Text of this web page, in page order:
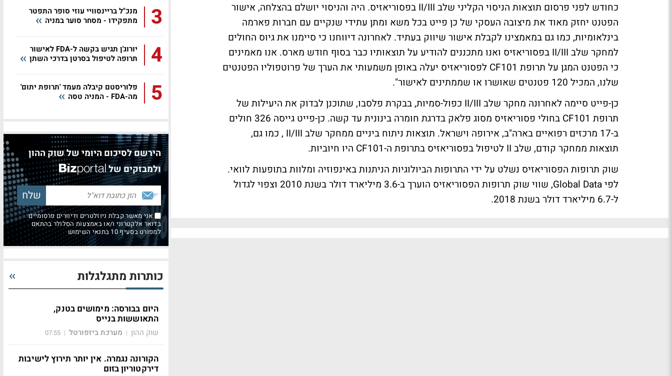
כחודש לפני פרסום תוצאות הניסוי הקליני שלב II/III בפסוריאזיס. היה והניסוי יושלם בהצלחה, אישור
הפטנט יחזק מאוד את מיצובה העסקי של כן פייט בכל משא ומתן עתידי שנקיים עם חברות פארמה
בינלאומיות, כמו גם במאמצינו לקבלת אישור שיווק בעתיד. לאחרונה דיווחנו כי סיימנו את גיוס החולים
למחקר שלב II/III בפסוריאזיס ואנו מתכננים להודיע על תוצאותיו כבר בסוף חודש מארס. אנו מאמינים
כי הפטנט המגן על תרופת CF101 לפסוריאזיס יעלה באופן משמעותי את הערך של פרוטפוליו הפטנטים
שלנו, המכיל 120 פטנטים שאושרו או שממתינים לאישור".
כן-פייט סיימה לאחרונה מחקר שלב II/III כפול-סמיות, בבקרת פלסבו, שתוכנן לבדוק את היעילות של
תרופת CF101 בחולי פסוריאזיס מסוג פלאק בדרגת חומרה בינונית עד קשה. כן-פייט גייסה 326 חולים
ב-17 מרכזים רפואיים בארה"ב, אירופה וישראל. תוצאות ניתוח ביניים ממחקר שלב II/III , כמו גם,
תוצאות ממחקר קודם, שלב II לטיפול בפסוריאזיס בתרופת ה-CF101 היו חיוביות.
שוק תרופות הפסוריאזיס נשלט על ידי התרופות הביולוגיות הניתנות באינפוזיה ומלוות בתופעות לוואי.
לפי Global Data, שווי שוק תרופות הפסוריאזיס הוערך ב-3.6 מיליארד דולר בשנת 2010 וצפוי לגדול
ל-6.7 מיליארד דולר בשנת 2018.
3
מנכ"ל בריינסוויי עוזי סופר התפטר
מתפקידו - מסחר סוער במניה
4
יורוג'ן תגיש בקשה ל-FDA לאישור
תרופה לטיפול בסרטן בדרכי השתן
5
פלוריסטם קיבלה מעמד 'תרופת יתום'
מה-FDA - המניה טסה
הירשם לסיכום היומי של שוק ההון
ולמבזקים של
אני מאשר קבלת ניוזלטרים ודיוורים פרסומיים
בדואר אלקטרוני ו/או באמצעות הסלולר בהתאם
למפורט בסעיף 10 בתנאי השימוש
כותרות מתגלגלות
היום בבורסה: מימושים בטנק,
התאוששות בנייס
שוק ההון | מערכת ביזפורטל |
07:55
הקורונה נגמרה. אין יותר תירוץ לישיבות
דירקטוריון בזום